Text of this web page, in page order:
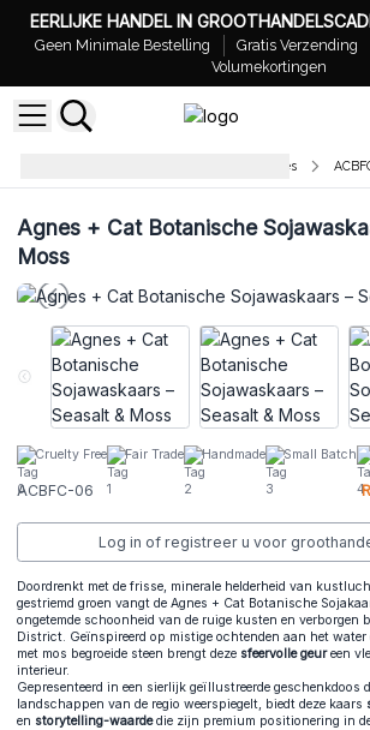
EERLIJKE HANDEL IN
Geen Minimale Bestelling Gratis Verzending
Volumekortingen
Agnes & Cat Botanical Soy Candles
Agnes + Cat Botanische
Moss
Cruelty Free Fair Trade Handmade Small Batch
ACBFC-06
Log in of registreer u voor
Doordrenkt met de frisse, minerale helderheid van
gestriemd groen vangt de Agnes + Cat Botanische
ongetemde schoonheid van de ruige kusten en verborgen
District. Geïnspireerd op mistige ochtenden aan het water
met mos begroeide steen brengt deze sfeervolle geureen
interieur.
Gepresenteerd in een sierlijk geïllustreerde geschenkdoos
landschappen van de regio weerspiegelt, biedt deze kaars
en storytelling-waardedie zijn premium positionering in